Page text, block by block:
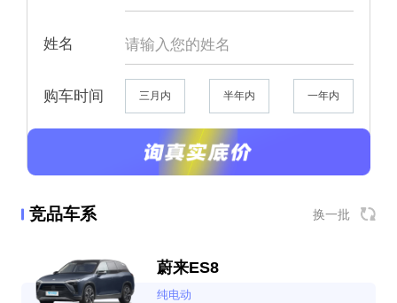
姓名
购车时间 三月内 半年内 一年内
竞品车系 换一批
蔚来ES8
纯电动